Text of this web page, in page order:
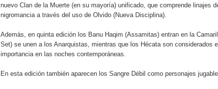
nuevo Clan de la Muerte (en su mayoría) unificado, que comprende linajes
nigromancia a través del uso de Olvido (Nueva Disciplina).
Además, en quinta edición los Banu Haqim (Assamitas) entran en la
Set) se unen a los Anarquistas, mientras que los Hécata son considerados
importancia en las noches contemporáneas.
En esta edición también aparecen los Sangre Débil como personajes